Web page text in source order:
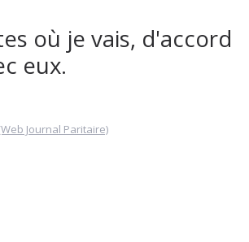
où je vais, d'accord
eux.
Journal Paritaire)